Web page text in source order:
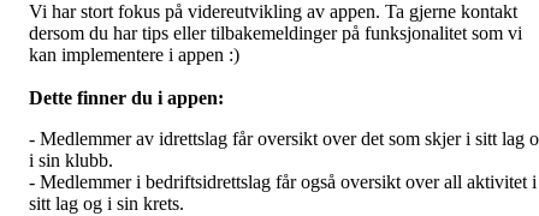
Vi har stort fokus på videreutvikling av appen. Ta gjerne kontakt
dersom du har tips eller tilbakemeldinger på funksjonalitet som vi
kan implementere i appen :)
Dette finner du i appen:
- Medlemmer av idrettslag får oversikt over det som skjer i sitt lag
i sin klubb.
- Medlemmer i bedriftsidrettslag får også oversikt over all aktivitet i
sitt lag og i sin krets.